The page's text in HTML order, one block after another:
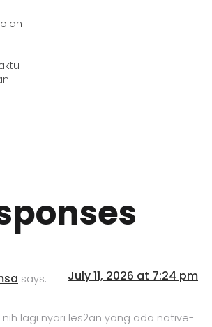
di
says: July 11, 2026 at 7:24 pm
lagi nyari les2an yang ada native-